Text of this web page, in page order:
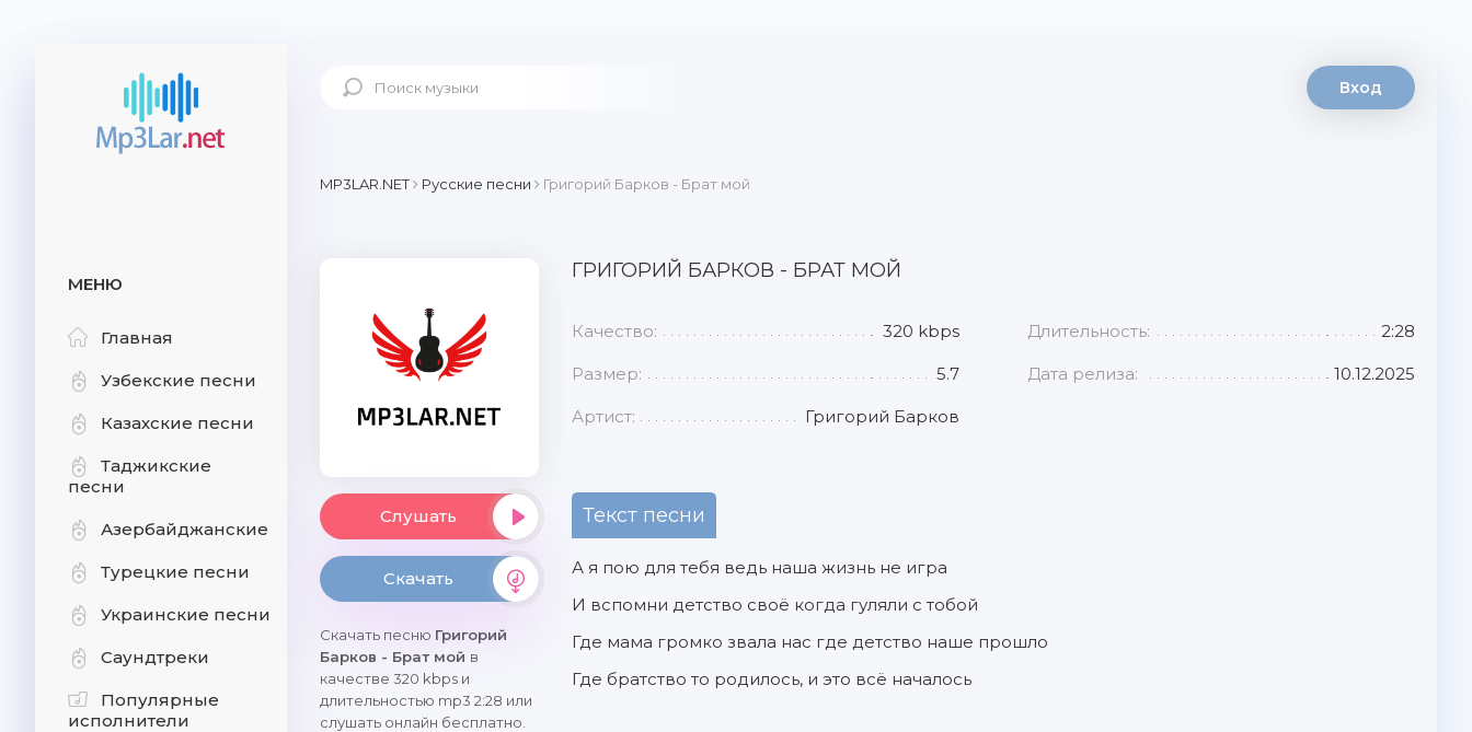
МЕНЮ
Главная
Узбекские песни
Казахские песни
Таджикские
песни
Азербайджанские
Турецкие песни
Украинские песни
Саундтреки
Популярные
исполнители
Вход
MP3LAR.NET Русские песни Григорий Барков - Брат мой
Слушать
Скачать
Скачать песню Григорий
Барков - Брат мой в
качестве 320 kbps и
длительностью mp3 2:28 или
слушать онлайн бесплатно.
ГРИГОРИЙ БАРКОВ - БРАТ МОЙ
Качество: 320 kbps Длительность: 2:28
Размер: 5.7 Дата релиза: 10.12.2025
Артист: Григорий Барков
Текст песни
А я пою для тебя ведь наша жизнь не игра
И вспомни детство своё когда гуляли с тобой
Где мама громко звала нас где детство наше прошло
Где братство то родилось, и это всё началось